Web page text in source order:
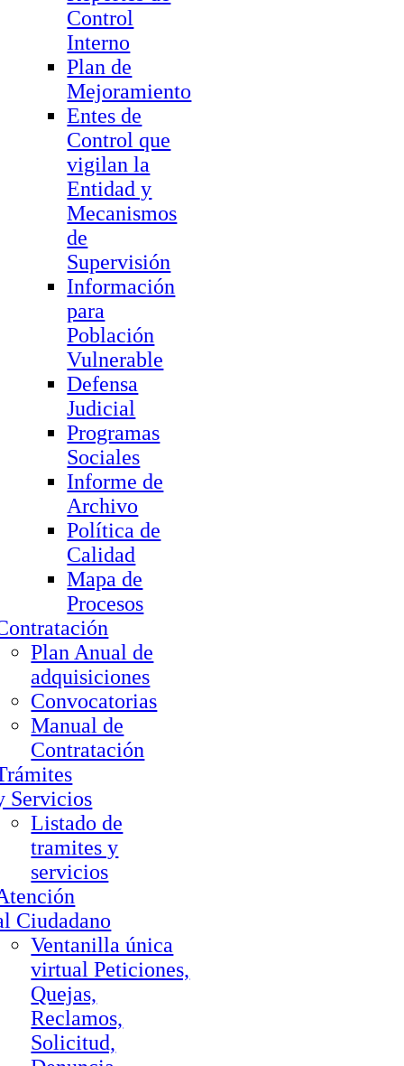
Control
Interno
Plan de
Mejoramiento
Entes de
Control que
vigilan la
Entidad y
Mecanismos
de
Supervisión
Información
para
Población
Vulnerable
Defensa
Judicial
Programas
Sociales
Informe de
Archivo
Política de
Calidad
Mapa de
Procesos
Plan Anual de
adquisiciones
Convocatorias
Manual de
Contratación
Servicios
Listado de
tramites y
servicios
Ciudadano
Ventanilla única
virtual Peticiones,
Quejas,
Reclamos,
Solicitud,